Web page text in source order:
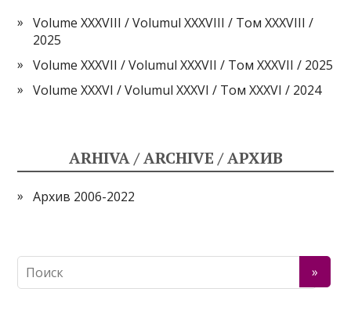
Volume XXXVIII / Volumul XXXVIII / Том XXXVIII /
2025
Volume XXXVII / Volumul XXXVII / Том XXXVII / 2025
Volume XXXVI / Volumul XXXVI / Том XXXVI / 2024
ARHIVA / ARCHIVE / АРХИВ
Архив 2006-2022